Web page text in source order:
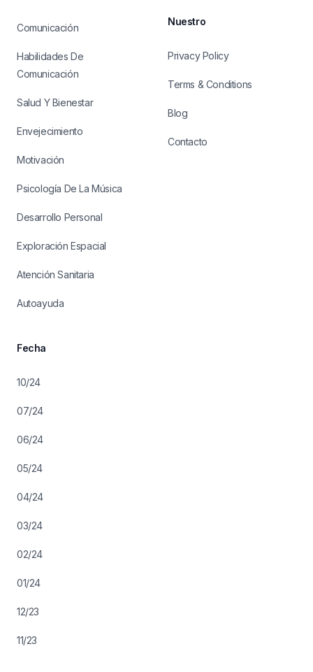
Comunicación
Habilidades De
Comunicación
Salud Y Bienestar
Envejecimiento
Motivación
Psicología De La Música
Desarrollo Personal
Exploración Espacial
Atención Sanitaria
Autoayuda
Fecha
10/24
07/24
06/24
05/24
04/24
03/24
02/24
01/24
12/23
11/23
Nuestro
Privacy Policy
Terms & Conditions
Blog
Contacto